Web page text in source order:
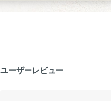
ユーザーレビュー